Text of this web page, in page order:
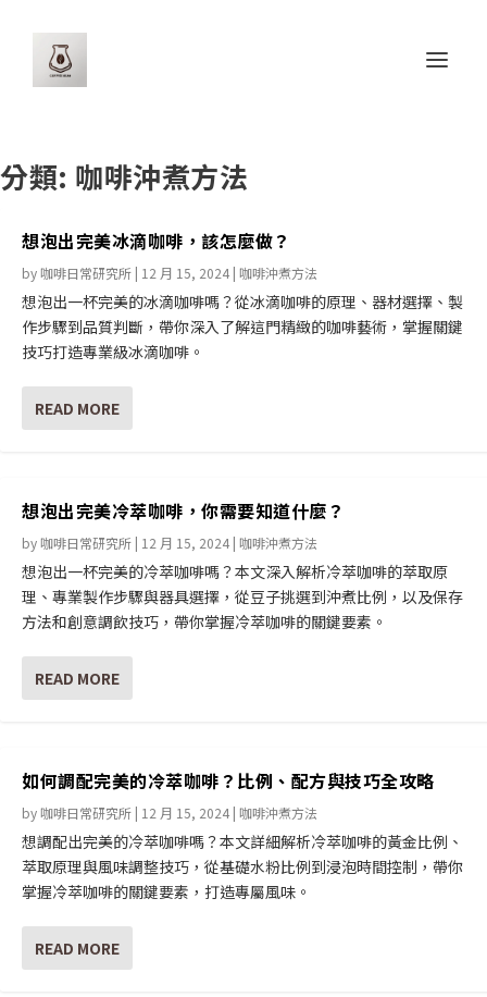
分類: 咖啡沖煮方法
想泡出完美冰滴咖啡，該怎麼做？
by咖啡日常研究所 | 12 月 15, 2024 | 咖啡沖煮方法
想泡出一杯完美的冰滴咖啡嗎？從冰滴咖啡的原理、器材選擇、製
作步驟到品質判斷，帶你深入了解這門精緻的咖啡藝術，掌握關鍵
技巧打造專業級冰滴咖啡。
READ MORE
想泡出完美冷萃咖啡，你需要知道什麼？
by咖啡日常研究所 | 12 月 15, 2024 | 咖啡沖煮方法
想泡出一杯完美的冷萃咖啡嗎？本文深入解析冷萃咖啡的萃取原
理、專業製作步驟與器具選擇，從豆子挑選到沖煮比例，以及保存
方法和創意調飲技巧，帶你掌握冷萃咖啡的關鍵要素。
READ MORE
如何調配完美的冷萃咖啡？比例、配方與技巧全攻略
by咖啡日常研究所 | 12 月 15, 2024 | 咖啡沖煮方法
想調配出完美的冷萃咖啡嗎？本文詳細解析冷萃咖啡的黃金比例、
萃取原理與風味調整技巧，從基礎水粉比例到浸泡時間控制，帶你
掌握冷萃咖啡的關鍵要素，打造專屬風味。
READ MORE